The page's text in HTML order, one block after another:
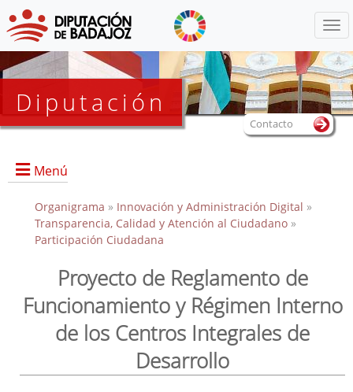
Diputación
Menú
Organigrama » Innovación y Administración Digital »
Transparencia, Calidad y Atención al Ciudadano»
Participación Ciudadana
Proyecto de Reglamento de
Funcionamiento y Régimen Interno
de los Centros Integrales de
Desarrollo
Contacto